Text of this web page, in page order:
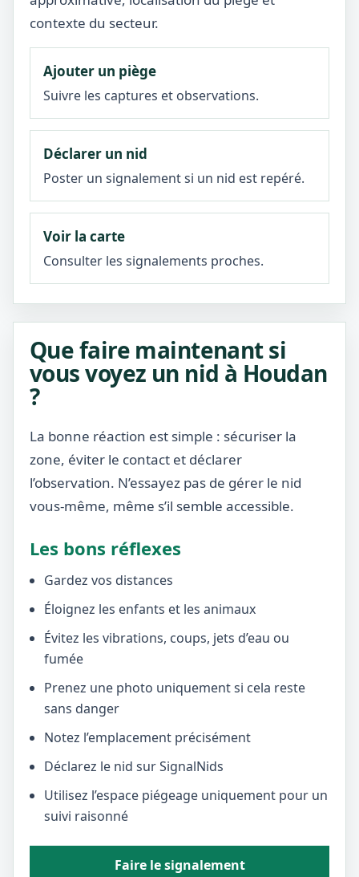
contexte du secteur.
Ajouter un piège
Suivre les captures et observations.
Déclarer un nid
Poster un signalement si un nid est repéré.
Voir la carte
Consulter les signalements proches.
Que faire maintenant si
vous voyez un nid à Houdan
?
La bonne réaction est simple : sécuriser la
zone, éviter le contact et déclarer
l’observation. N’essayez pas de gérer le nid
vous-même, même s’il semble accessible.
Les bons réflexes
Gardez vos distances
Éloignez les enfants et les animaux
Évitez les vibrations, coups, jets d’eau ou
fumée
Prenez une photo uniquement si cela reste
sans danger
Notez l’emplacement précisément
Déclarez le nid sur SignalNids
Utilisez l’espace piégeage uniquement pour un
suivi raisonné
Faire le signalement